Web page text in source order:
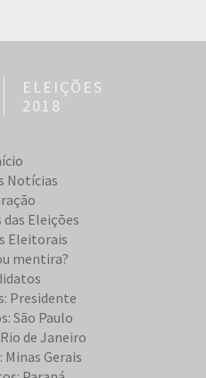
ELEIÇÕES
2018
Notícias
Eleições
Eleitorais
mentira?
Presidente
São Paulo
de Janeiro
Gerais